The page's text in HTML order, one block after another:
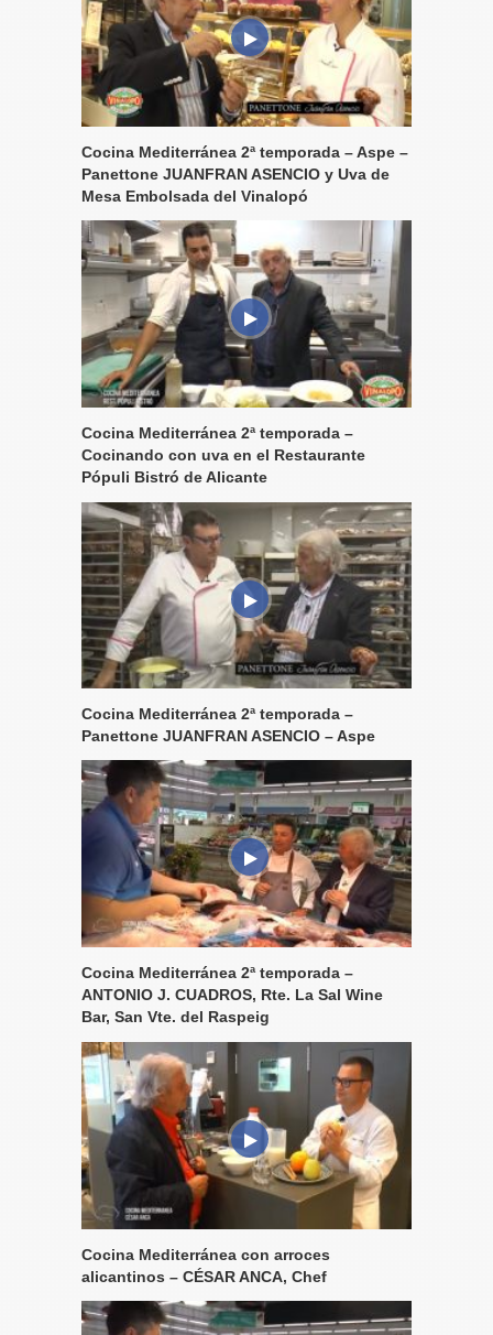
Cocina Mediterránea 2ª temporada – Aspe –
Panettone JUANFRAN ASENCIO y Uva de
Mesa Embolsada del Vinalopó
Cocina Mediterránea 2ª temporada –
Cocinando con uva en el Restaurante
Pópuli Bistró de Alicante
Cocina Mediterránea 2ª temporada –
Panettone JUANFRAN ASENCIO – Aspe
Cocina Mediterránea 2ª temporada –
ANTONIO J. CUADROS, Rte. La Sal Wine
Bar, San Vte. del Raspeig
Cocina Mediterránea con arroces
alicantinos – CÉSAR ANCA, Chef